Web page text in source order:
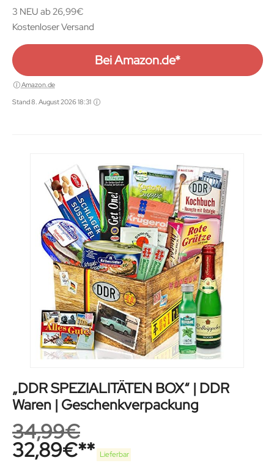
3 NEU ab 26,99€
Kostenloser Versand
Bei Amazon.de*
Amazon.de
Stand 8. August 2026 18:31
„DDR SPEZIALITÄTEN BOX“ | DDR
Waren | Geschenkverpackung
34,99€
32,89€ Lieferbar